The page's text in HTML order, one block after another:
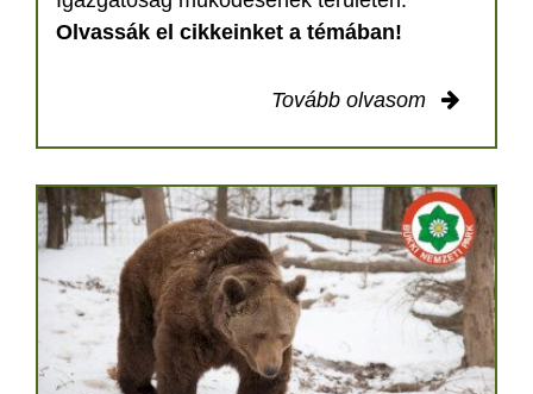
Olvassák el cikkeinket a témában!
Tovább olvasom